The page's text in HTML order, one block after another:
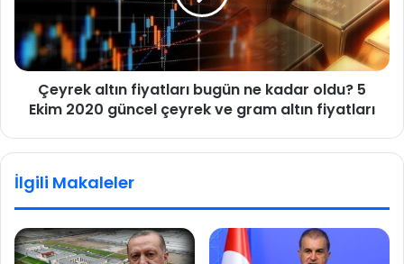
l
e
l
ı
l
t
a
r
Çeyrek altın fiyatları bugün ne kadar oldu? 5
Ekim 2020 güncel çeyrek ve gram altın fiyatları
İlgili Makaleler